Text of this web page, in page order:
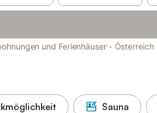
und Ferienhäuser · Österreich
Sauna